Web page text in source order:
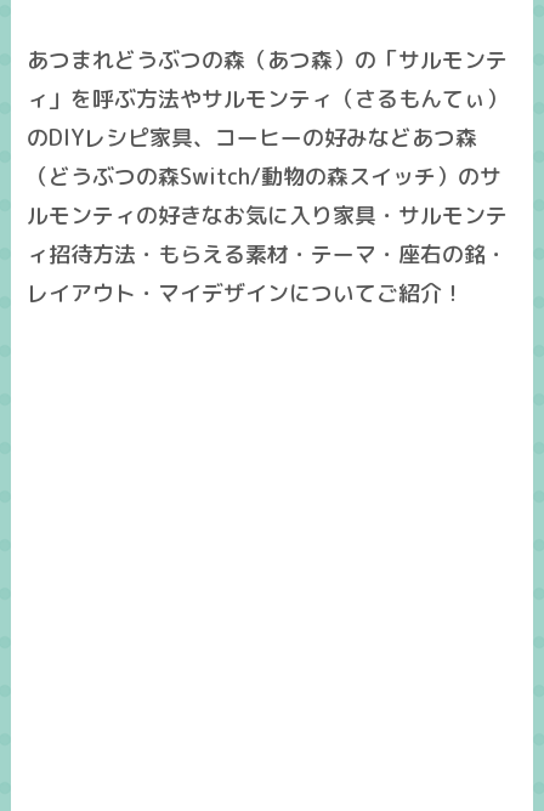
あつまれどうぶつの森（あつ森）の「サルモンテ
ィ」を呼ぶ方法やサルモンティ（さるもんてぃ）
のDIYレシピ家具、コーヒーの好みなどあつ森
（どうぶつの森Switch/動物の森スイッチ）のサ
ルモンティの好きなお気に入り家具・サルモンテ
ィ招待方法・もらえる素材・テーマ・座右の銘・
レイアウト・マイデザインについてご紹介！